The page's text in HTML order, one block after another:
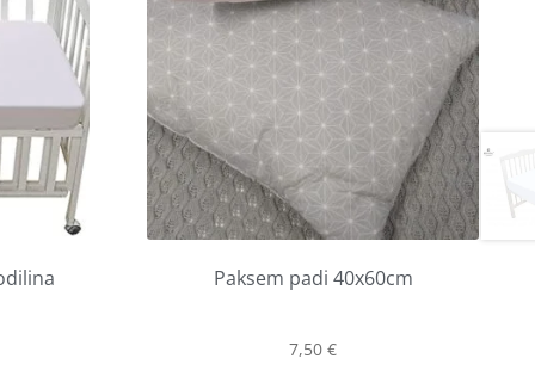
Paksem padi 40x60cm
7,50€